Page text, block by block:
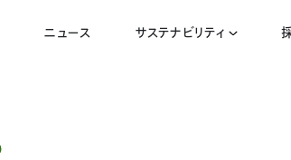
ニュース サステナビリティ